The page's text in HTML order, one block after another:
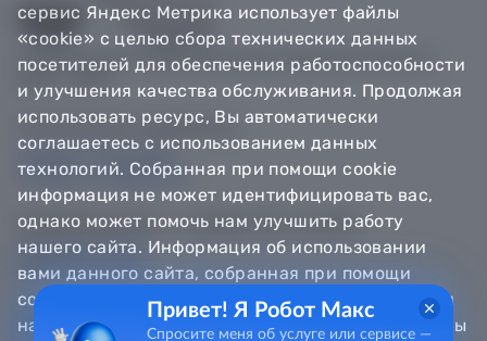
© Департамент информатизации Тюменской области,
Техническая поддержка
Сообщить об ошибке
Направить обращение
Информационно - справочная служба
8 800 100-12-90
8 3452 56-63-30
сервис Яндекс Метрика использует файлы
«cookie» с целью сбора технических данных
посетителей для обеспечения работоспособности
и улучшения качества обслуживания. Продолжая
использовать ресурс, Вы автоматически
соглашаетесь с использованием данных
технологий. Собранная при помощи cookie
информация не может идентифицировать вас,
однако может помочь нам улучшить работу
нашего сайта. Информация об использовании
вами данного сайта, собранная при помощи
cookie, будет передаваться Яндексу и храниться
на сервере Яндекса в Российской Федерации. Вы
Привет! Я Робот Макс
Спросите меня об услуге или сервисе —